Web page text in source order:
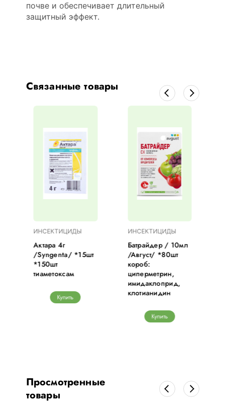
почве и обеспечивает длительный
защитный эффект.
Связанные товары
ИНСЕКТИЦИДЫ
Актара 4г
/Syngenta/ *15шт
*150шт
тиаметоксам
Купить
ИНСЕКТИЦИДЫ
Батрайдер / 10мл
/Август/ *80шт
короб:
циперметрин,
имидаклоприд,
клотианидин
Купить
Просмотренные
товары